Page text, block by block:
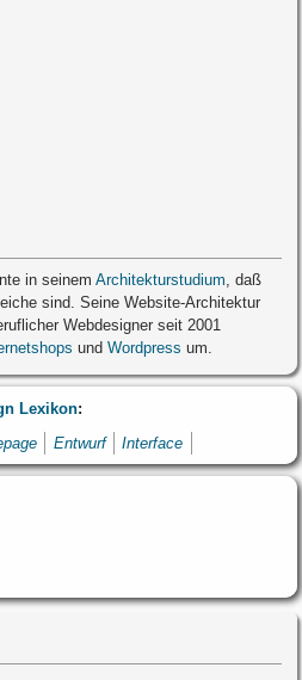
in seinemArchitekturstudium, daß
sind. Seine Website-Architektur
Webdesigner seit 2001
undWordpress um.
Lexikon:
Entwurf Interface